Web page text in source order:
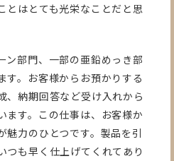
とはとても光栄なことだと思
ン部門、一部の亜鉛めっき部
す。お客様からお預かりする
、納期回答など受け入れから
ます。この仕事は、お客様か
魅力のひとつです。製品を引
つも早く仕上げてくれてあり